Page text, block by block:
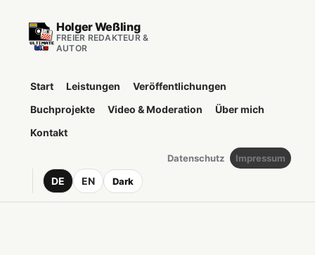
Holger Weßling
FREIER REDAKTEUR &
AUTOR
Start Leistungen
Veröffentlichungen
Buchprojekte
Video & Moderation
Über mich
Kontakt
Datenschutz Impressum
DE EN Dark